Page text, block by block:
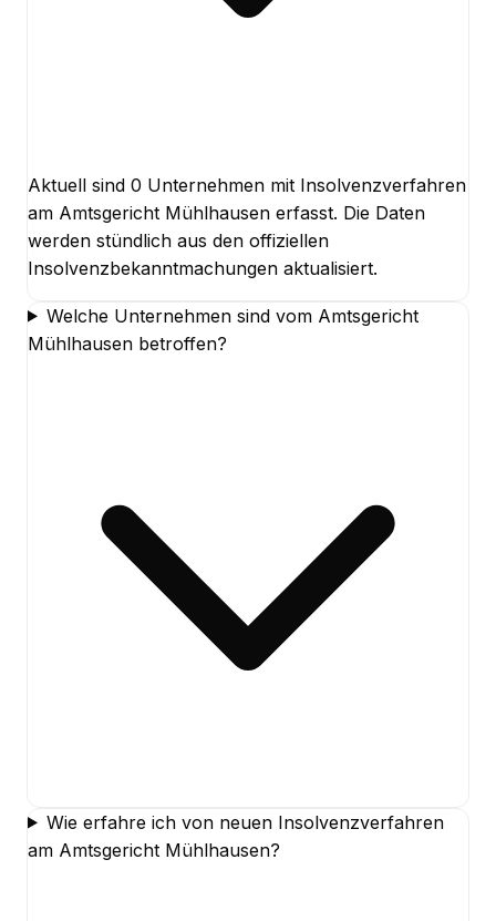
Aktuell sind 0 Unternehmen mit Insolvenzverfahren
am Amtsgericht Mühlhausen erfasst. Die Daten
werden stündlich aus den offiziellen
Insolvenzbekanntmachungen aktualisiert.
Welche Unternehmen sind vom Amtsgericht
Mühlhausen betroffen?
Wie erfahre ich von neuen Insolvenzverfahren
am Amtsgericht Mühlhausen?